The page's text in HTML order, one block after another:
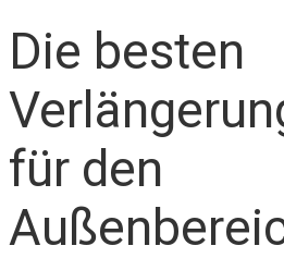
Die besten
für den